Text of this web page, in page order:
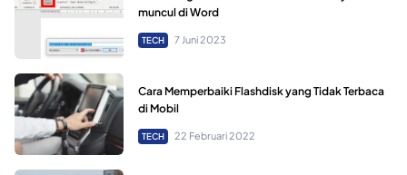
muncul di Word
TECH 7 Juni 2023
Cara Memperbaiki Flashdisk yang Tidak Terbaca
di Mobil
TECH 22 Februari 2022